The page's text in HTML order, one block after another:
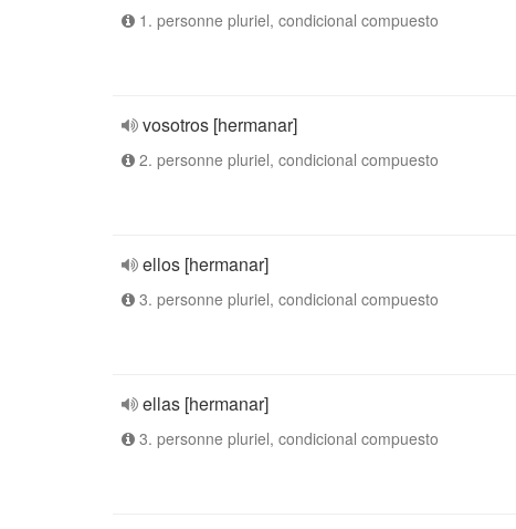
1. personne pluriel, condicional compuesto
vosotros [hermanar]
2. personne pluriel, condicional compuesto
ellos [hermanar]
3. personne pluriel, condicional compuesto
ellas [hermanar]
3. personne pluriel, condicional compuesto